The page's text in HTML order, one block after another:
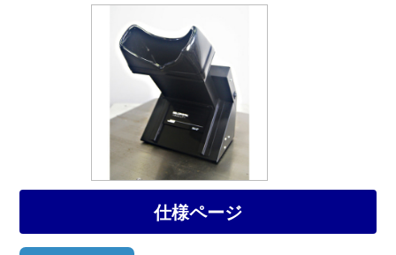
仕様ページ